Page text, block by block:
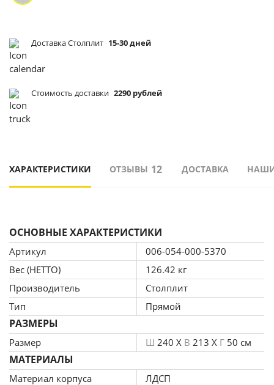
Доставка Столплит 15-30 дней
Стоимость доставки 2290 рублей
ХАРАКТЕРИСТИКИ ОТЗЫВЫ 12 ДОСТАВКА
ОСНОВНЫЕ ХАРАКТЕРИСТИКИ
Артикул
006-054-000-5370
Вес (НЕТТО)
126.42 кг
Производитель
Столплит
Тип
Прямой
РАЗМЕРЫ
Размер Ш 240 X В 213 X Г 50 см
МАТЕРИАЛЫ
Материал корпуса
ЛДСП